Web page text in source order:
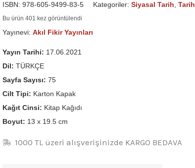
ISBN: 978-605-9499-83-5 Kategoriler: Siyasal Tarih, Tarih
Bu ürün 401 kez görüntülendi
Yayınevi: Akıl Fikir Yayınları
Yayın Tarihi: 17.06.2021
Dil: TÜRKÇE
Sayfa Sayısı: 75
Cilt Tipi: Karton Kapak
Kağıt Cinsi: Kitap Kağıdı
Boyut: 13 x 19.5 cm
1000 TL üzeri alışverişinizde KARGO BEDAVA